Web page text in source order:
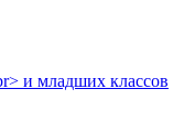
и младших классов